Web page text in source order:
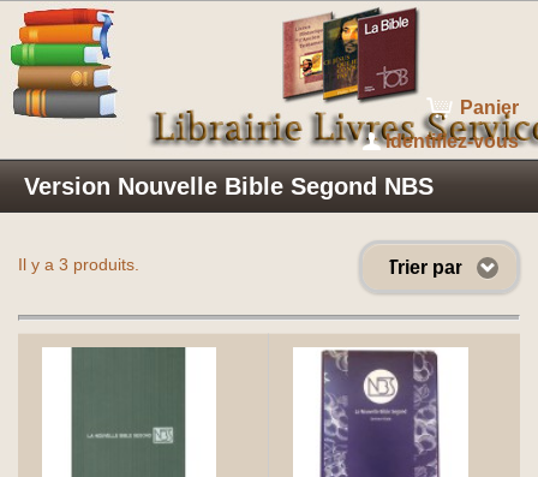
Panier
Identifiez-vous
Version Nouvelle Bible Segond NBS
Trier par
Il y a 3 produits.